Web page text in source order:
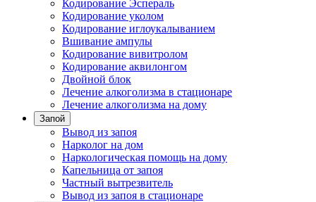
Кодирование Эспераль
Кодирование уколом
Кодирование иглоукалыванием
Вшивание ампулы
Кодирование вивитролом
Кодирование аквилонгом
Двойной блок
Лечение алкоголизма в стационаре
Лечение алкоголизма на дому
Запой
Вывод из запоя
Нарколог на дом
Наркологическая помощь на дому
Капельница от запоя
Частный вытрезвитель
Вывод из запоя в стационаре